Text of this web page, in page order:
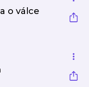
o válce